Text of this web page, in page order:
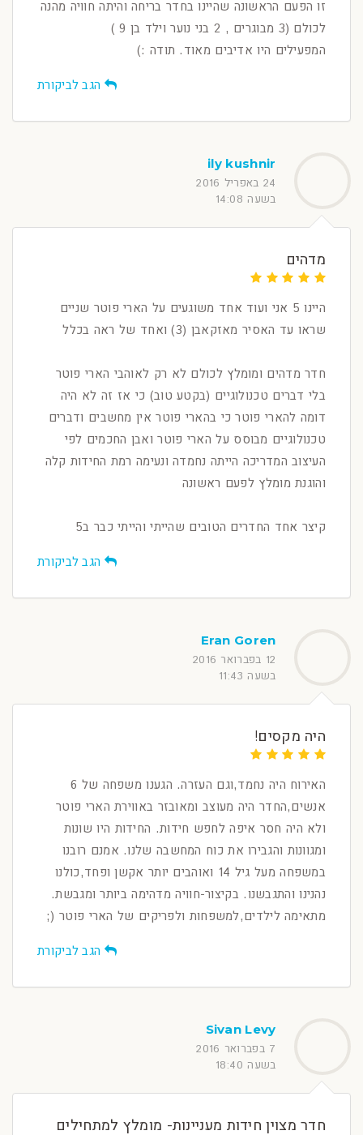
זו הפעם הראשונה שהיינו בחדר בריחה והיתה חוויה מהנה
לכולם (3 מבוגרים , 2 בני נוער וילד בן 9 )
המפעילים היו אדיבים מאוד. תודה :)
הגב לביקורת
ily kushnir
24 באפריל 2016
בשעה 14:08
מדהים
היינו 5 אני ועוד אחד משוגעים על הארי פוטר שניים
שראו עד האסיר מאזקאבן (3) ואחד של ראה בכלל
חדר מדהים ומומלץ לכולם לא רק לאוהבי הארי פוטר
בלי דברים טכנולוגיים (בקטע טוב) כי אז זה לא היה
דומה להארי פוטר כי בהארי פוטר אין מחשבים ודברים
טכנולוגיים מבוסס על הארי פוטר ואבן החכמים לפי
העיצוב המדריכה הייתה נחמדה ונעימה רמת החידות קלה
והוגנת מומלץ לפעם ראשונה
קיצר אחד החדרים הטובים שהייתי והייתי כבר ב5
הגב לביקורת
Eran Goren
12 בפברואר 2016
בשעה 11:43
היה מקסים!
האירוח היה נחמד,וגם העזרה. הגענו משפחה של 6
אנשים,החדר היה מעוצב ומאובזר באווירת הארי פוטר
ולא היה חסר איפה לחפש חידות. החידות היו שונות
ומגוונות והגבירו את כוח המחשבה שלנו. אמנם רובנו
במשפחה מעל גיל 14 ואוהבים יותר אקשן ופחד,כולנו
נהנינו והתגבשנו. בקיצור-חוויה מדהימה ביותר ומגבשת.
מתאימה לילדים,למשפחות ולפריקים של הארי פוטר (;
הגב לביקורת
Sivan Levy
7 בפברואר 2016
בשעה 18:40
חדר מצוין חידות מעניינות- מומלץ למתחילים